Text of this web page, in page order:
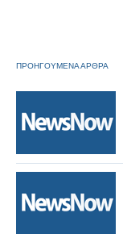
ΠΡΟΗΓΟΥΜΕΝΑ ΑΡΘΡΑ